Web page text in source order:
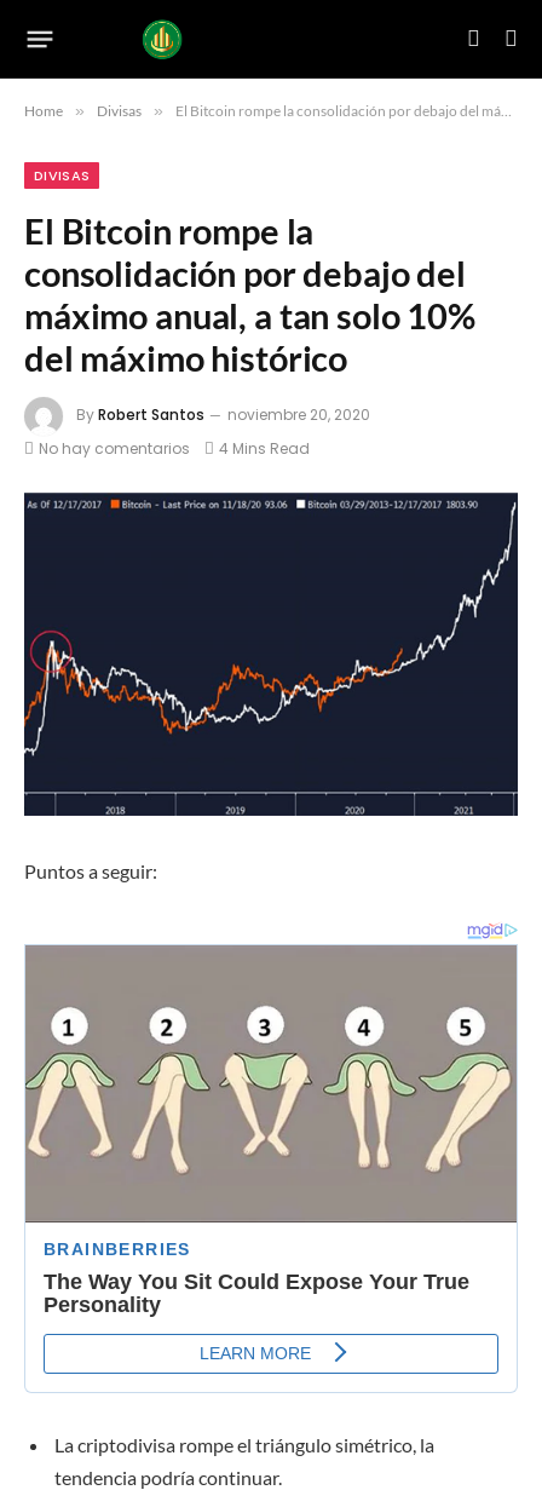
Home » Divisas » El Bitcoin rompe la consolidación por debajo del máximo anual, a tan solo 10% del máximo histórico
DIVISAS
El Bitcoin rompe la
consolidación por debajo del
máximo anual, a tan solo 10%
del máximo histórico
ByRobert Santos
noviembre 20, 2020
No hay comentarios
4 Mins Read
Puntos a seguir:
La criptodivisa rompe el triángulo simétrico, la
tendencia podría continuar.